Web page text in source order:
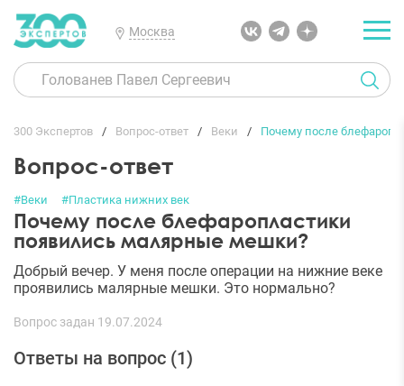
Москва
300 Экспертов Вопрос-ответ Веки Почему после
Вопрос-ответ
#Веки #Пластика нижних век
Почему после блефаропластики
появились малярные мешки?
Добрый вечер. У меня после операции на нижние веке
проявились малярные мешки. Это нормально?
Вопрос задан 19.07.2024
Ответы на вопрос (1)